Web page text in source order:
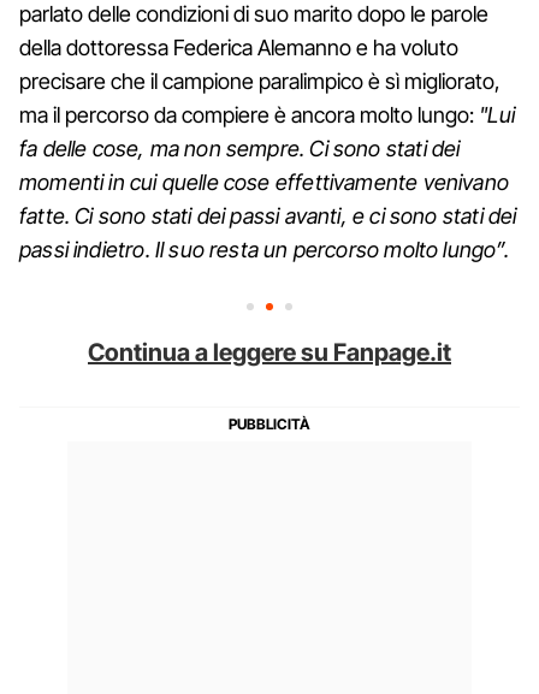
parlato delle condizioni di suo marito dopo le parole
della dottoressa Federica Alemanno e ha voluto
precisare che il campione paralimpico è sì migliorato,
ma il percorso da compiere è ancora molto lungo: "Lui
fa delle cose, ma non sempre. Ci sono stati dei
momenti in cui quelle cose effettivamente venivano
fatte. Ci sono stati dei passi avanti, e ci sono stati dei
passi indietro. Il suo resta un percorso molto lungo”.
Continua a leggere su Fanpage.it